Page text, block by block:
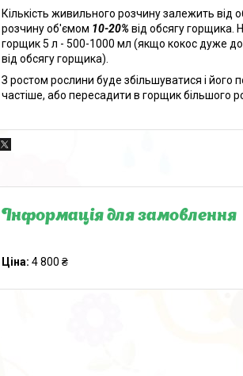
Кількість живильного розчину залежить
розчину об'ємом 10-20%від обсягу горщика.
горщик 5 л - 500-1000 мл (якщо кокос дуже
від обсягу горщика).
З ростом рослини буде збільшуватися і
частіше, або пересадити в горщик більшого
Інформація для замовлення
Ціна: 4 800 ₴